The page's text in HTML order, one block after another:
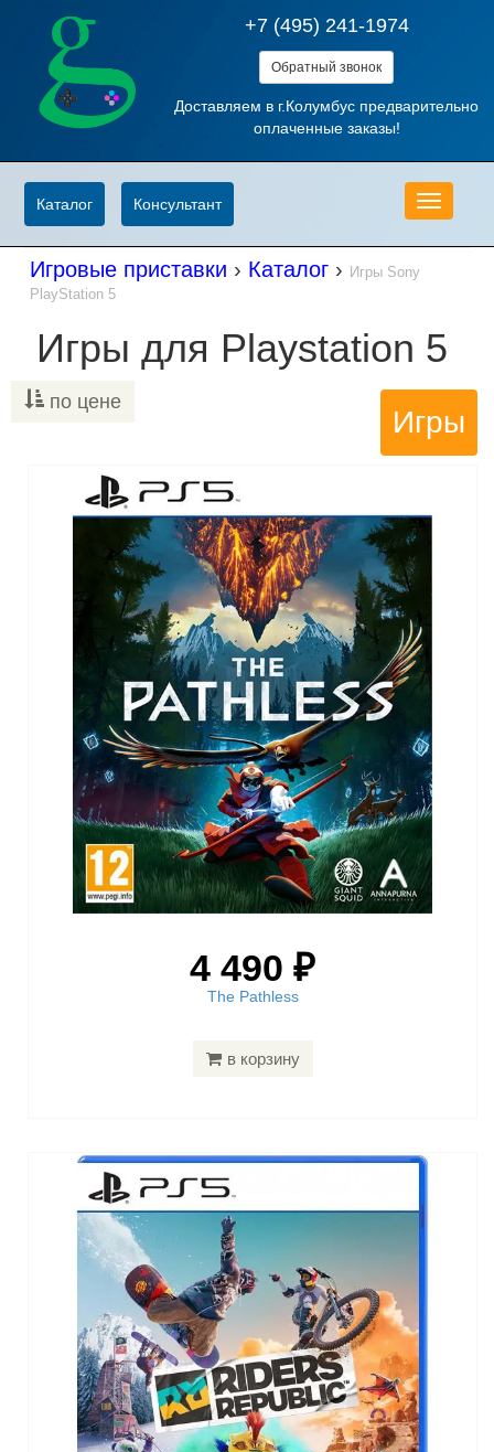
+7 (495) 241-1974
Обратный звонок
Доставляем в г.Колумбус предварительно
оплаченные заказы!
Меню
Каталог Консультант
Игровые приставки › Каталог › Игры Sony
PlayStation 5
Игры для Playstation 5
по цене
Игры
4 490 ₽
The Pathless
в корзину